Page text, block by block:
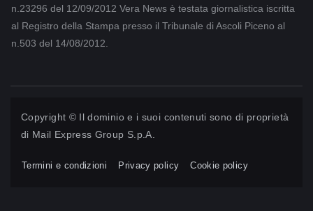
n.23296 del 12/09/2012 Vera News è testata giornalistica iscritta
al Registro della Stampa presso il Tribunale di Ascoli Piceno al
n.503 del 14/08/2012.
Copyright © Il dominio e i suoi contenuti sono di proprietà
di Mail Express Group S.p.A.
Termini e condizioni Privacy policy Cookie policy